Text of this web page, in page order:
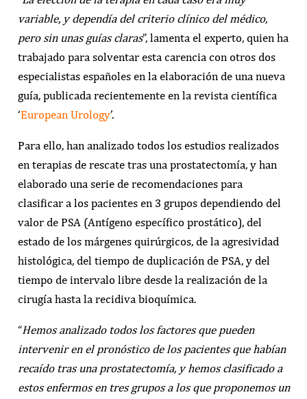
variable, y dependía del criterio clínico del médico,
pero sin unas guías claras”, lamenta el experto, quien ha
trabajado para solventar esta carencia con otros dos
especialistas españoles en la elaboración de una nueva
guía, publicada recientemente en la revista científica
‘European Urology’.
Para ello, han analizado todos los estudios realizados
en terapias de rescate tras una prostatectomía, y han
elaborado una serie de recomendaciones para
clasificar a los pacientes en 3 grupos dependiendo del
valor de PSA (Antígeno específico prostático), del
estado de los márgenes quirúrgicos, de la agresividad
histológica, del tiempo de duplicación de PSA, y del
tiempo de intervalo libre desde la realización de la
cirugía hasta la recidiva bioquímica.
“Hemos analizado todos los factores que pueden
intervenir en el pronóstico de los pacientes que habían
recaído tras una prostatectomía, y hemos clasificado a
estos enfermos en tres grupos a los que proponemos un